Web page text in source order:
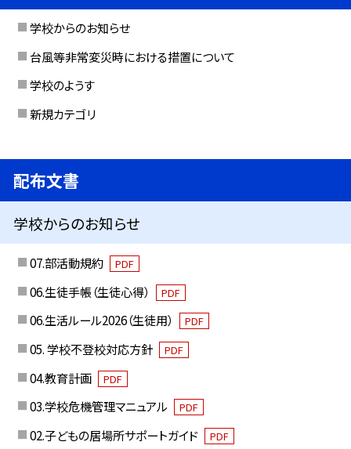
学校からのお知らせ
台風等非常変災時における措置について
学校のようす
新規カテゴリ
配布文書
学校からのお知らせ
07.部活動規約 PDF
06.生徒手帳（生徒心得） PDF
06.生活ルール2026（生徒用） PDF
05. 学校不登校対応方針 PDF
04.教育計画 PDF
03.学校危機管理マニュアル PDF
02.子どもの居場所サポートガイド PDF